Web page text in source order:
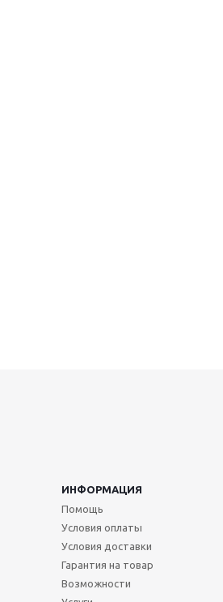
ИНФОРМАЦИЯ
Помощь
Условия оплаты
Условия доставки
Гарантия на товар
Возможности